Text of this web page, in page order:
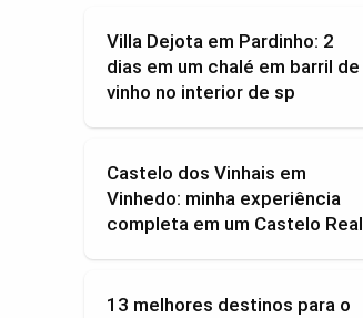
Villa Dejota em Pardinho: 2
dias em um chalé em barril de
vinho no interior de sp
Castelo dos Vinhais em
Vinhedo: minha experiência
completa em um Castelo Real
13 melhores destinos para o